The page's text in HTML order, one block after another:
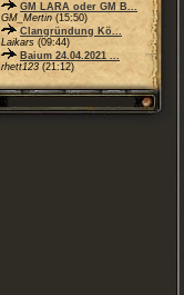
GM LARA oder GM B...
GM_Mertin (15:50)
Clangründung Kö...
Laikars (09:44)
Baium 24.04.2021 ...
rhett123 (21:12)